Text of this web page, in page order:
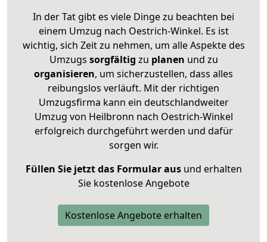
In der Tat gibt es viele Dinge zu beachten bei
einem Umzug nach Oestrich-Winkel. Es ist
wichtig, sich Zeit zu nehmen, um alle Aspekte des
Umzugs sorgfältig zu planen und zu
organisieren, um sicherzustellen, dass alles
reibungslos verläuft. Mit der richtigen
Umzugsfirma kann ein deutschlandweiter
Umzug von Heilbronn nach Oestrich-Winkel
erfolgreich durchgeführt werden und dafür
sorgen wir.
Füllen Sie jetzt das Formular ausund erhalten
Sie kostenlose Angebote
Kostenlose Angebote erhalten